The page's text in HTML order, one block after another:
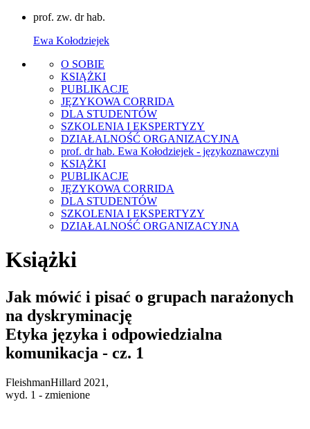
prof. zw. dr hab.
Ewa Kołodziejek
O SOBIE
KSIĄŻKI
PUBLIKACJE
JĘZYKOWA CORRIDA
DLA STUDENTÓW
SZKOLENIA I EKSPERTYZY
DZIAŁALNOŚĆ ORGANIZACYJNA
prof. dr hab. Ewa Kołodziejek - językoznawczyni
KSIĄŻKI
PUBLIKACJE
JĘZYKOWA CORRIDA
DLA STUDENTÓW
SZKOLENIA I EKSPERTYZY
DZIAŁALNOŚĆ ORGANIZACYJNA
Książki
Jak mówić i pisać o grupach narażonych
na dyskryminację
Etyka języka i odpowiedzialna
komunikacja - cz. 1
FleishmanHillard 2021,
wyd. 1 - zmienione